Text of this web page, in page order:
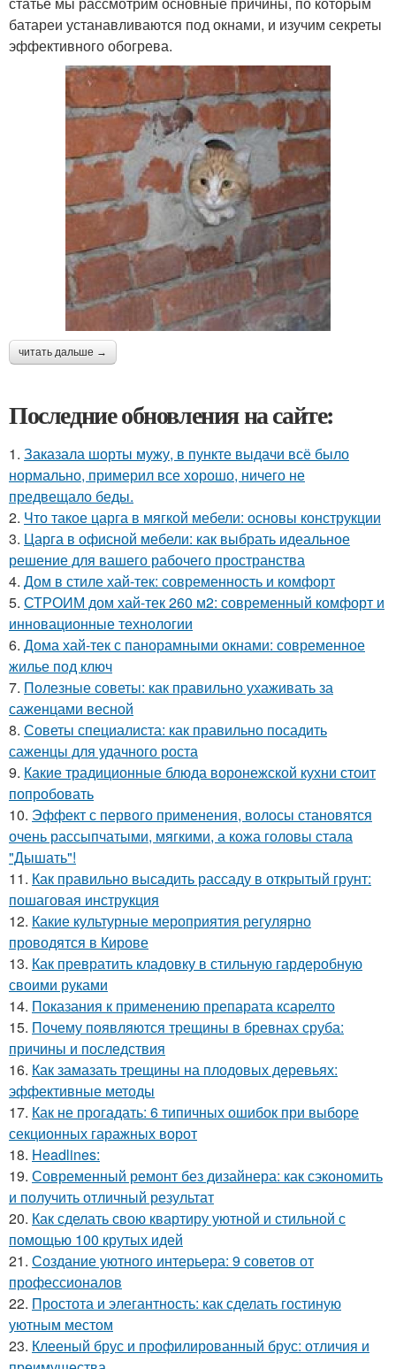
батареи устанавливаются под окнами, и изучим секреты
эффективного обогрева.
читать дальше →
Последние обновления на сайте:
1. Заказала шорты мужу, в пункте выдачи всё было
нормально, примерил все хорошо, ничего не
предвещало беды.
2. Что такое царга в мягкой мебели: основы конструкции
3. Царга в офисной мебели: как выбрать идеальное
решение для вашего рабочего пространства
4. Дом в стиле хай-тек: современность и комфорт
5. СТРОИМ дом хай-тек 260 м2: современный комфорт и
инновационные технологии
6. Дома хай-тек с панорамными окнами: современное
жилье под ключ
7. Полезные советы: как правильно ухаживать за
саженцами весной
8. Советы специалиста: как правильно посадить
саженцы для удачного роста
9. Какие традиционные блюда воронежской кухни стоит
попробовать
10. Эффект с первого применения, волосы становятся
очень рассыпчатыми, мягкими, а кожа головы стала
"Дышать"!
11. Как правильно высадить рассаду в открытый грунт:
пошаговая инструкция
12. Какие культурные мероприятия регулярно
проводятся в Кирове
13. Как превратить кладовку в стильную гардеробную
своими руками
14. Показания к применению препарата ксарелто
15. Почему появляются трещины в бревнах сруба:
причины и последствия
16. Как замазать трещины на плодовых деревьях:
эффективные методы
17. Как не прогадать: 6 типичных ошибок при выборе
секционных гаражных ворот
18. Headlines:
19. Современный ремонт без дизайнера: как сэкономить
и получить отличный результат
20. Как сделать свою квартиру уютной и стильной с
помощью 100 крутых идей
21. Создание уютного интерьера: 9 советов от
профессионалов
22. Простота и элегантность: как сделать гостиную
уютным местом
23. Клееный брус и профилированный брус: отличия и